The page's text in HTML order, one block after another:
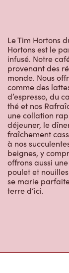
Le Tim Hortons
Hortons est le
infusé. Notre
provenant des
monde. Nous
comme des
d’espresso, du
thé et nos
une collation
déjeuner, le
fraîchement
à nos
beignes, y
offrons aussi
poulet et
se marie
terre d’ici.